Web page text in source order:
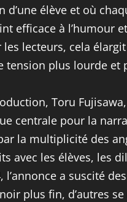
élève et où
efficace à l’humour
lecteurs, cela
tension plus lourde et
Toru
centrale pour la
la multiplicité des
avec les élèves, les
l’annonce a suscité
plus fin, d’autres